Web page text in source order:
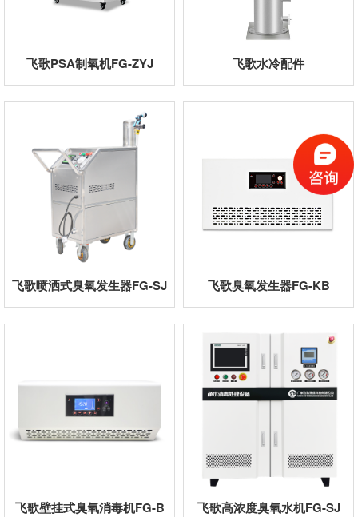
飞歌PSA制氧机FG-ZYJ 飞歌水冷配件
飞歌喷洒式臭氧发生器FG-SJ 飞歌臭氧发生器FG-KB
飞歌壁挂式臭氧消毒机FG-B 飞歌高浓度臭氧水机FG-SJ